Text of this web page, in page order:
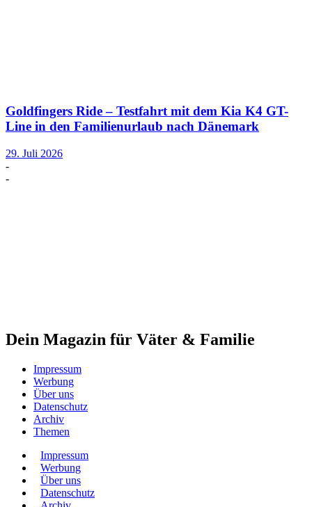
Goldfingers Ride – Testfahrt mit dem Kia K4 GT-
Line in den Familienurlaub nach Dänemark
29. Juli 2026
-
-
Dein Magazin für Väter & Familie
Impressum
Werbung
Über uns
Datenschutz
Archiv
Themen
Impressum
Werbung
Über uns
Datenschutz